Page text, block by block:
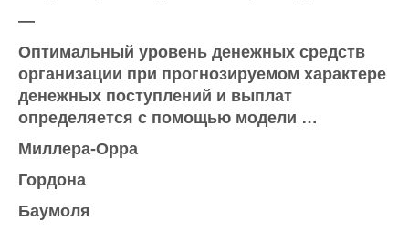
—
Оптимальный уровень денежных средств
организации при прогнозируемом характере
денежных поступлений и выплат
определяется с помощью модели …
Миллера-Орра
Гордона
Баумоля